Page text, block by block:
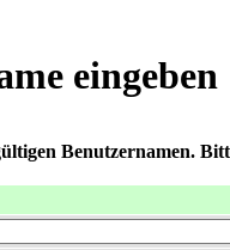
eingeben
Benutzernamen.